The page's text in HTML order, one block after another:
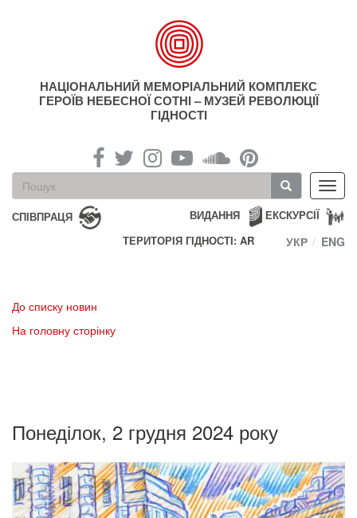
НАЦІОНАЛЬНИЙ МЕМОРІАЛЬНИЙ КОМПЛЕКС
ГЕРОЇВ НЕБЕСНОЇ СОТНІ – МУЗЕЙ РЕВОЛЮЦІЇ
ГІДНОСТІ
Пошукова
форма
Пошук
СПІВПРАЦЯ ЕКСКУРСІЇ
ВИДАННЯ
ТЕРИТОРІЯ ГІДНОСТІ: AR
УКР ENG
До списку новин
На головну сторінку
Понеділок, 2 грудня 2024 року